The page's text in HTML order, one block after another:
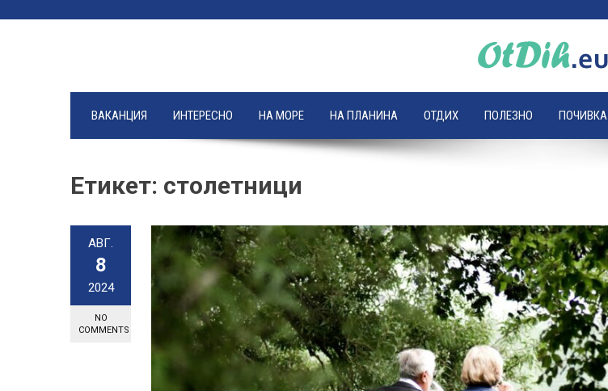
ВАКАНЦИЯ ИНТЕРЕСНО НА МОРЕ НА ПЛАНИНА ОТДИХ ПОЛЕЗНО ПОЧИВКА
Етикет: столетници
АВГ.
8
2024
NO
COMMENTS